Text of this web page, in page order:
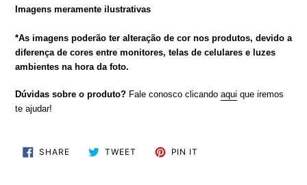
Imagens meramente ilustrativas
*As imagens poderão ter alteração de cor nos produtos, devido a
diferença de cores entre monitores, telas de celulares e luzes
ambientes na hora da foto.
Dúvidas sobre o produto? Fale conosco clicando aqui que iremos
te ajudar!
SHARESHARE
ON
TWEET TWEET PIN IT